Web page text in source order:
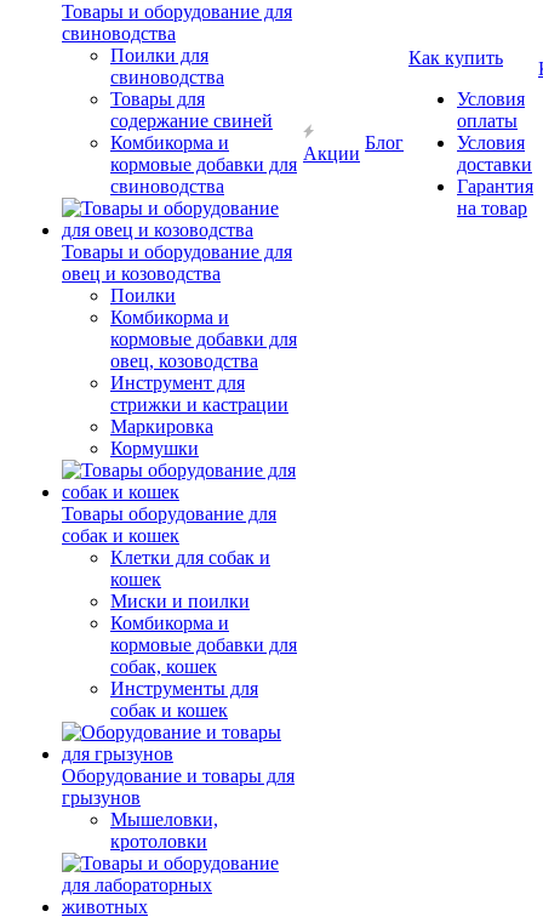
Товары и оборудование для
свиноводства
Поилки для
свиноводства
Товары для
содержание свиней
Комбикорма и
кормовые добавки для
свиноводства
Товары и оборудование для
овец и козоводства
Поилки
Комбикорма и
кормовые добавки для
овец, козоводства
Инструмент для
стрижки и кастрации
Маркировка
Кормушки
Товары оборудование для
собак и кошек
Клетки для собак и
кошек
Миски и поилки
Комбикорма и
кормовые добавки для
собак, кошек
Инструменты для
собак и кошек
Оборудование и товары для
грызунов
Мышеловки,
кротоловки
Акции
Блог
Как купить
Условия
оплаты
Условия
доставки
Гарантия
на товар